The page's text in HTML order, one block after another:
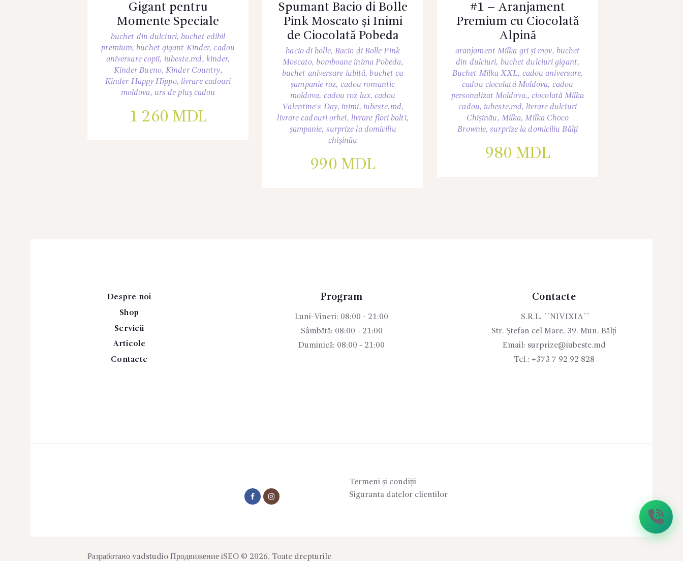
Gigant pentru
Momente Speciale
buchet din dulciuri, buchet edibil
premium, buchet gigant Kinder,cadou
aniversare copii, iubeste.md, kinder,
Kinder Bueno,Kinder Country,
Kinder Happy Hippo, livrare cadouri
moldova, urs de pluș cadou
1 260 MDL
Spumant Bacio di Bolle
Pink Moscato și Inimi
de Ciocolată Pobeda
bacio di bolle, Bacio di Bolle Pink
Moscato, bomboane inima Pobeda,
buchet aniversare iubită, buchet cu
șampanie roz, cadou romantic
moldova, cadou roz lux,cadou
Valentine's Day, inimi, iubeste.md,
livrare cadouri orhei, livrare flori balti,
șampanie, surprize la domiciliu
chișinău
990 MDL
#1 – Aranjament
Premium cu Ciocolată
Alpină
aranjament Milka gri și mov, buchet
din dulciuri, buchet dulciuri gigant,
Buchet Milka XXL, cadou aniversare,
cadou ciocolată Moldova, cadou
personalizat Moldova.,ciocolată Milka
cadou, iubeste.md, livrare dulciuri
Chișinău, Milka,Milka Choco
Brownie,surprize la domiciliu Bălți
980 MDL
Despre noi
Shop
Servicii
Articole
Contacte
Program
Luni-Vineri: 08:00 - 21:00
Sâmbătă: 08:00 - 21:00
Duminică: 08:00 - 21:00
Contacte
S.R.L. ``NIVIXIA``
Str. Ștefan cel Mare, 39. Mun. Bălți
Email: surprize@iubeste.md
Tel.: +373 7 92 92 828
Termeni și condiții
Siguranta datelor clientilor
Разработано vadstudio Продвижение iSEO © 2026. Toate drepturile